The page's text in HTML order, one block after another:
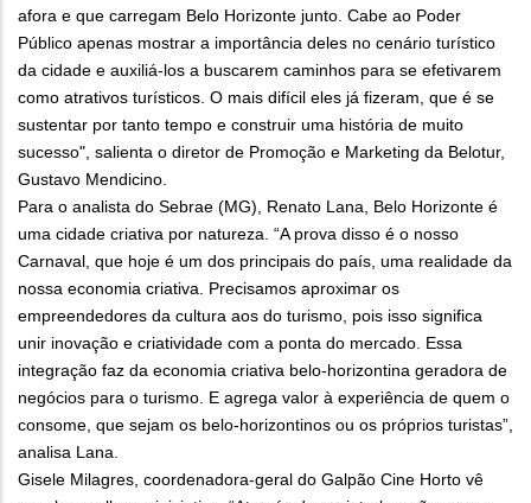
afora e que carregam Belo Horizonte junto. Cabe ao Poder
Público apenas mostrar a importância deles no cenário turístico
da cidade e auxiliá-los a buscarem caminhos para se efetivarem
como atrativos turísticos. O mais difícil eles já fizeram, que é se
sustentar por tanto tempo e construir uma história de muito
sucesso", salienta o diretor de Promoção e Marketing da Belotur,
Gustavo Mendicino.
Para o analista do Sebrae (MG), Renato Lana, Belo Horizonte é
uma cidade criativa por natureza. “A prova disso é o nosso
Carnaval, que hoje é um dos principais do país, uma realidade da
nossa economia criativa. Precisamos aproximar os
empreendedores da cultura aos do turismo, pois isso significa
unir inovação e criatividade com a ponta do mercado. Essa
integração faz da economia criativa belo-horizontina geradora de
negócios para o turismo. E agrega valor à experiência de quem o
consome, que sejam os belo-horizontinos ou os próprios turistas”,
analisa Lana.
Gisele Milagres, coordenadora-geral do Galpão Cine Horto vê